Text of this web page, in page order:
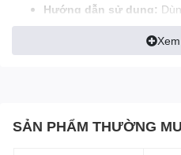
Hướng dẫn sử dụng:
MÔ TẢ SẢN PHẨM
Quạt Fan
thống máy
SẢN PHẨM THƯỜNG